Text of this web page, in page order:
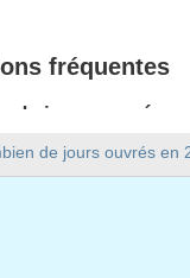
de jours ouvrés en
fréquentes
de jours ouvrés y
jours ouvrés en 2021